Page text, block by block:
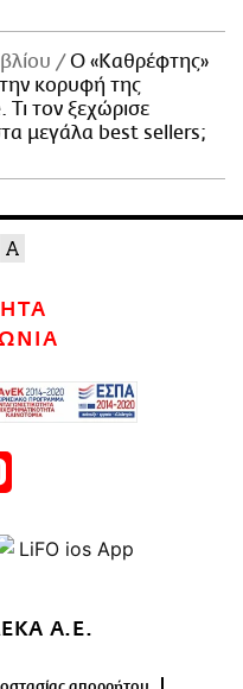
Ο «Καθρέφτης»
κορυφή της
τον ξεχώρισε
μεγάλα best sellers;
Α.Ε.